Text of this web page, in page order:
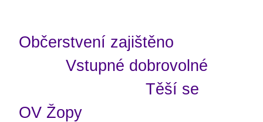
Občerstvení zajištěno
Vstupné dobrovolné
Těší se
OV Žopy